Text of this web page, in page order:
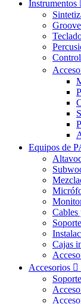
Instrumentos
Equipos de
Cables
Cajas
Accesorios 